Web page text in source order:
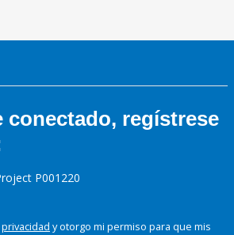
conectado, regístrese
P001220
privacidad y otorgo mi permiso para que mis